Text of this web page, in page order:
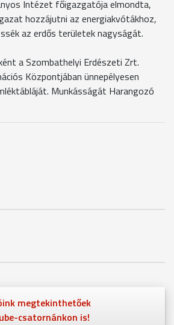
Intézet főigazgatója elmondta,
hozzájutni az energiakvótákhoz,
az erdős területek nagyságát.
a Szombathelyi Erdészeti Zrt.
Központjában ünnepélyesen
Munkásságát Harangozó
megtekinthetőek
csatornánkon is!